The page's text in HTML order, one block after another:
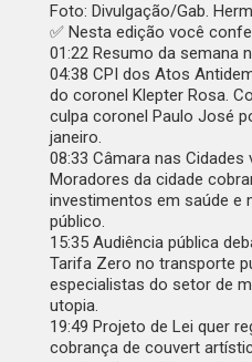
Foto: Divulgação/Gab.
✅ Nesta edição você
01:22Resumo da semana
04:38 CPI dos Atos
do coronel Klepter Rosa.
culpa coronel Paulo José
janeiro.
08:33 Câmara nas Cidades
Moradores da cidade
investimentos em saúde e
público.
15:35Audiência pública
Tarifa Zero no transporte
especialistas do setor de
utopia.
19:49 Projeto de Lei quer
cobrança de couvert